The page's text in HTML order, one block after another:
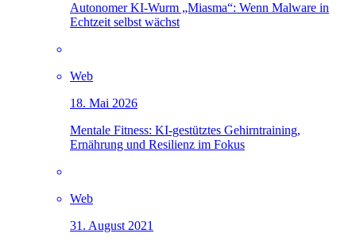
Autonomer KI-Wurm „Miasma“: Wenn Malware in
Echtzeit selbst wächst
Web
18. Mai 2026
Mentale Fitness: KI-gestütztes Gehirntraining,
Ernährung und Resilienz im Fokus
Web
31. August 2021